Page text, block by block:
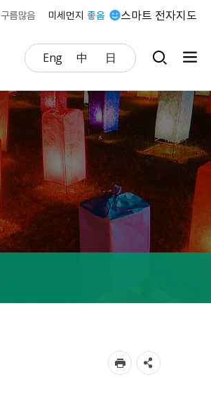
스마트 전자지도
구름많음 미세먼지 좋음
Eng 中 日